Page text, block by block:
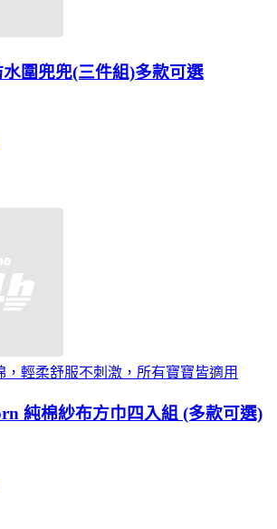
圍兜兜(三件組)多款可選
，輕柔舒服不刺激，所有寶寶皆適用
純棉紗布方巾四入組 (多款可選)